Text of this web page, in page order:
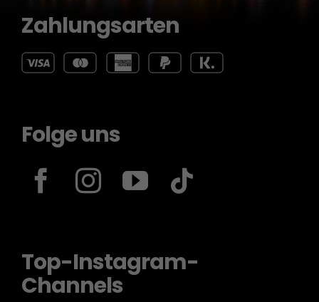
Zahlungsarten
Folge uns
Top-Instagram-
Channels